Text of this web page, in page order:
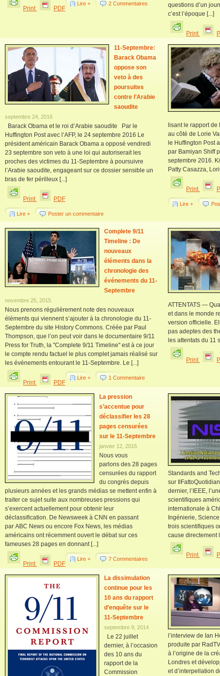
Print PDF
Lire + 2 Commentaires
questions d’un
c’est l’époque [...]
Print
11-Septembre:
Barack Obama
oppose son
veto à des
poursuites
contre l’Arabie
saoudite
septembre 24, 2016
Barack Obama et le roi d’Arabie saoudite Par le
Huffington Post avec l’AFP, le 24 septembre 2016 Le
président américain Barack Obama a opposé vendredi
23 septembre son veto à une loi qui autoriserait les
proches des victimes du 11-Septembre à poursuivre
l’Arabie saoudite, engageant sur ce dossier sensible un
bras de fer périlleux [...]
Print PDF
Lire + Poster un commentaire
lisant le rapport de
au côté de Lorie
le Huffington Post
par Bamiyan Shiff
septembre 2016.
Patty Casazza,
Print
Lire +
Complete 9/11
Timeline : De
nouveaux
éléments dans la
chronologie des
événements du 11-
Septembre
novembre 25, 2015
Nous prenons régulièrement note des nouveaux
éléments qui viennent s’ajouter à la chronologie du 11-
Septembre du site History Commons. Créée par Paul
Thompson, que l’on peut voir dans le documentaire 9/11
Press for Truth, la "Complete 9/11 Timeline" est à ce jour
le compte rendu factuel le plus complet jamais réalisé sur
les événements entourant le 11-Septembre. Le [...]
Print PDF
Lire + 1 Commentaire
ATTENTATS —
et dans le monde
version officielle.
pas adeptes des
les attentats du 11
Print
La pression
s’accentue pour
déclassifier les 28
pages censurées
sur le 11-Septembre
janvier 12, 2015
Nous vous
parlons des 28 pages
censurées du rapport
du congrès depuis
plusieurs années et les grands médias se mettent enfin à
traiter ce sujet suite aux nombreuses pressions qui
s’exercent actuellement pour obtenir leur
déclassification. De Newsweek à CNN en passant
par ABC News ou encore Fox News, les médias
américains ont récemment ouvert le débat sur ces
fameuses 28 pages en donnant [...]
Print PDF
Lire + 7 Commentaires
Standards and
sur
dernier, l’IEEE,
scientifiques
internationale à
Ingénierie,
trois scientifiques
cause directement
Print
La dissimulation
continue pour les
10 ans du rapport
d’enquête sur le
11-Septembre
septembre 9, 2014
Le 22 juillet
dernier, à l’occasion
des 10 ans du
rapport de la
Commission
l’interview de Ian
produite par
à l’origine de la
Londres et
et d’interpellation